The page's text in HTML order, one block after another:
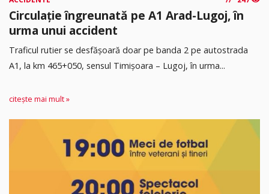
Circulație îngreunată pe A1 Arad-Lugoj, în
urma unui accident
Traficul rutier se desfășoară doar pe banda 2 pe autostrada
A1, la km 465+050, sensul Timişoara – Lugoj, în urma...
citește mai mult »